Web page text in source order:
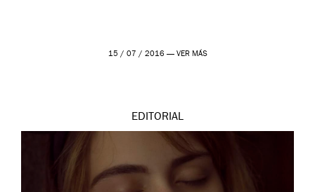
15 / 07 / 2016 — VER MÁS
EDITORIAL